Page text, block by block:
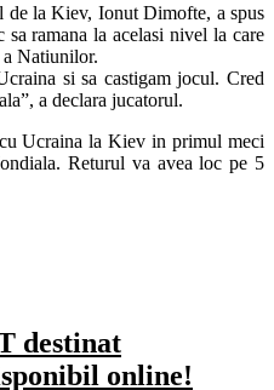
de la Kiev, Ionut Dimofte, a spus
ramana la acelasi nivel la care
a Natiunilor.
si sa castigam jocul. Cred
a declara jucatorul.
Ucraina la Kiev in primul meci
Returul va avea loc pe 5
destinat
online!